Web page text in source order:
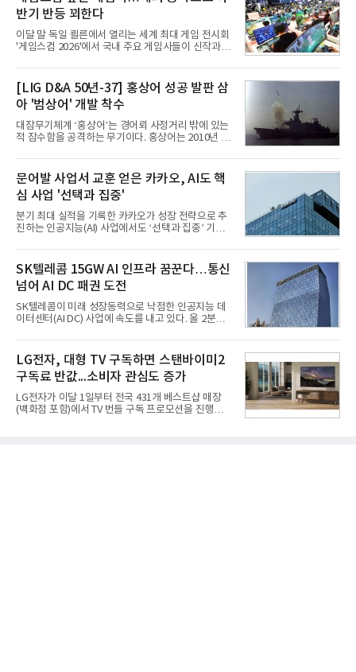
반기 반등 꾀한다
이달 말 독일 쾰른에서 열리는 세계 최대 게임 전시회
'게임스컴 2026'에서 국내 주요 게임사들이 신작과 글
체별로 엇갈린 가운데 하반기 신작 흥행과 해외 시장
성과가 실적을 좌우할 핵심 변수로 떠오르고 있다.8일
업계에 따르면 올해 상반기 게임업계는 기업별 성적
표가 크게 갈렸다. 대표적으로 크래프톤은 'PUBG: 배
틀그라운드'의 안정적인 성장에 힘입어 상반기 연결
기준 매출 2조6616억원, 영업이익 9725억원으로 역
대 최대 실적을 기록했다. 엔씨도 올해 출시한 '아이온
동기 대
[LIG D&A 50년-37] 홍상어 성공 발판 삼
아 '범상어' 개발 착수
대잠무기체계 ‘홍상어’는 경어뢰 사정거리 밖에 있는
적 잠수함을 공격하는 무기이다. 홍상어는 2010년 넥
이뤄졌다. 이후 2012년 한국형 구축함(KDX-1) 이상
의 함정에 실전 배치됐다.그해 7월 해군은 동해상에서
성능 검증을 위해 홍상어 시험발사를 실시했다. 이때
홍상어가 목표 지점에서 입수한 후 표적을 타격하지
못하고 물속에서 멈춰버리는 예상 밖의 일이 벌어졌
다. 2차 품질확인 사격 시험에서도 만족스러운 결과를
얻지 못했다. 완벽한 신뢰성 확보를 위해 LIG넥스원은
분야를
문어발 사업서 교훈 얻은 카카오, AI도 핵
심 사업 '선택과 집중'
분기 최대 실적을 기록한 카카오가 성장 전략으로 추
진하는 인공지능(AI) 사업에서도 ‘선택과 집중’ 기조
라 투자에 나서는 것과 달리, 카카오는 ‘카카오톡’이
라는 플랫폼 경쟁력을 활용한 AI 에이전트 서비스에
집중하는 전략이다. 과거 무리한 사업 확장 과정에서
겪었던 시행착오를 되풀이하지 않고 핵심 역량에 집
중하겠다는 취지로 풀이된다.7일 업계에 따르면 카카
오는 올해 2분기 연결 기준 매출 2조985억원, 영업이
익 2770억원을 기록했다. 전년 동기 대비 매출과 영업
은 4884억
SK텔레콤 15GW AI 인프라 꿈꾼다…통신
넘어 AI DC 패권 도전
SK텔레콤이 미래 성장동력으로 낙점한 인공지능 데
이터센터(AI DC) 사업에 속도를 내고 있다. 올 2분기
는 2035년까지 총 15GW(기가와트) 규모의 AI DC를
구축하겠다는 대형 청사진을 제시하면서다. 이에 따
라 경쟁 구도 역시 이동통신사인 KT, LG유플러스를
넘어 네이버, 삼성SDS 등 IT 인프라 기업으로 확장되
고 있다.7일 SK텔레콤에 따르면 회사는 올해 2분기
연결 기준 매출 4조 3591억원, 영업이익 5660억원을
기록했다. 매출은 전년 동기 대비 0.5%, 영업이익은
LG전자, 대형 TV 구독하면 스탠바이미2
구독료 반값...소비자 관심도 증가
LG전자가 이달 1일부터 전국 431개 베스트샵 매장
(백화점 포함)에서 TV 번들 구독 프로모션을 진행하고